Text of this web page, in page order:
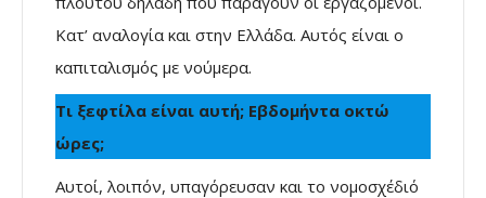
Κατ’ αναλογία και στην Ελλάδα. Αυτός είναι ο
καπιταλισμός με νούμερα.
Τι ξεφτίλα είναι αυτή; Εβδομήντα οκτώ
ώρες;
Αυτοί, λοιπόν, υπαγόρευσαν και το νομοσχέδιό